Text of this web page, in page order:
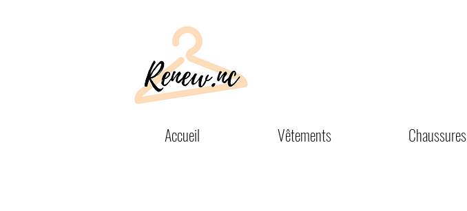
Accueil Vêtements Chaussures